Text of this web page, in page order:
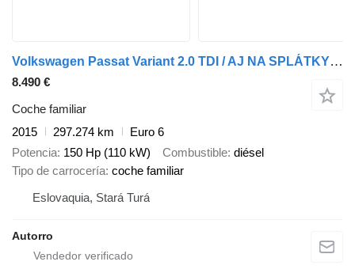
Volkswagen Passat Variant 2.0 TDI / AJ NA SPLÁTKY / PROTIHODNOTA /
8.490 €
Coche familiar
2015
297.274 km
Euro 6
Potencia 150 Hp (110 kW) Combustible diésel
Tipo de carrocería coche familiar
Eslovaquia, Stará Turá
Autorro